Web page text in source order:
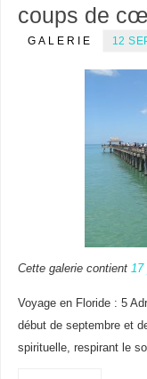
coups de
GALERIE 12
Cette galerie contient 17
Voyage en Floride : 5
début de septembre et
spirituelle, respirant le